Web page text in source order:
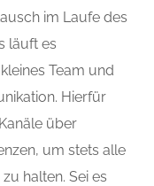
im Laufe des
läuft es
Team und
Hierfür
über
um stets alle
halten. Sei es